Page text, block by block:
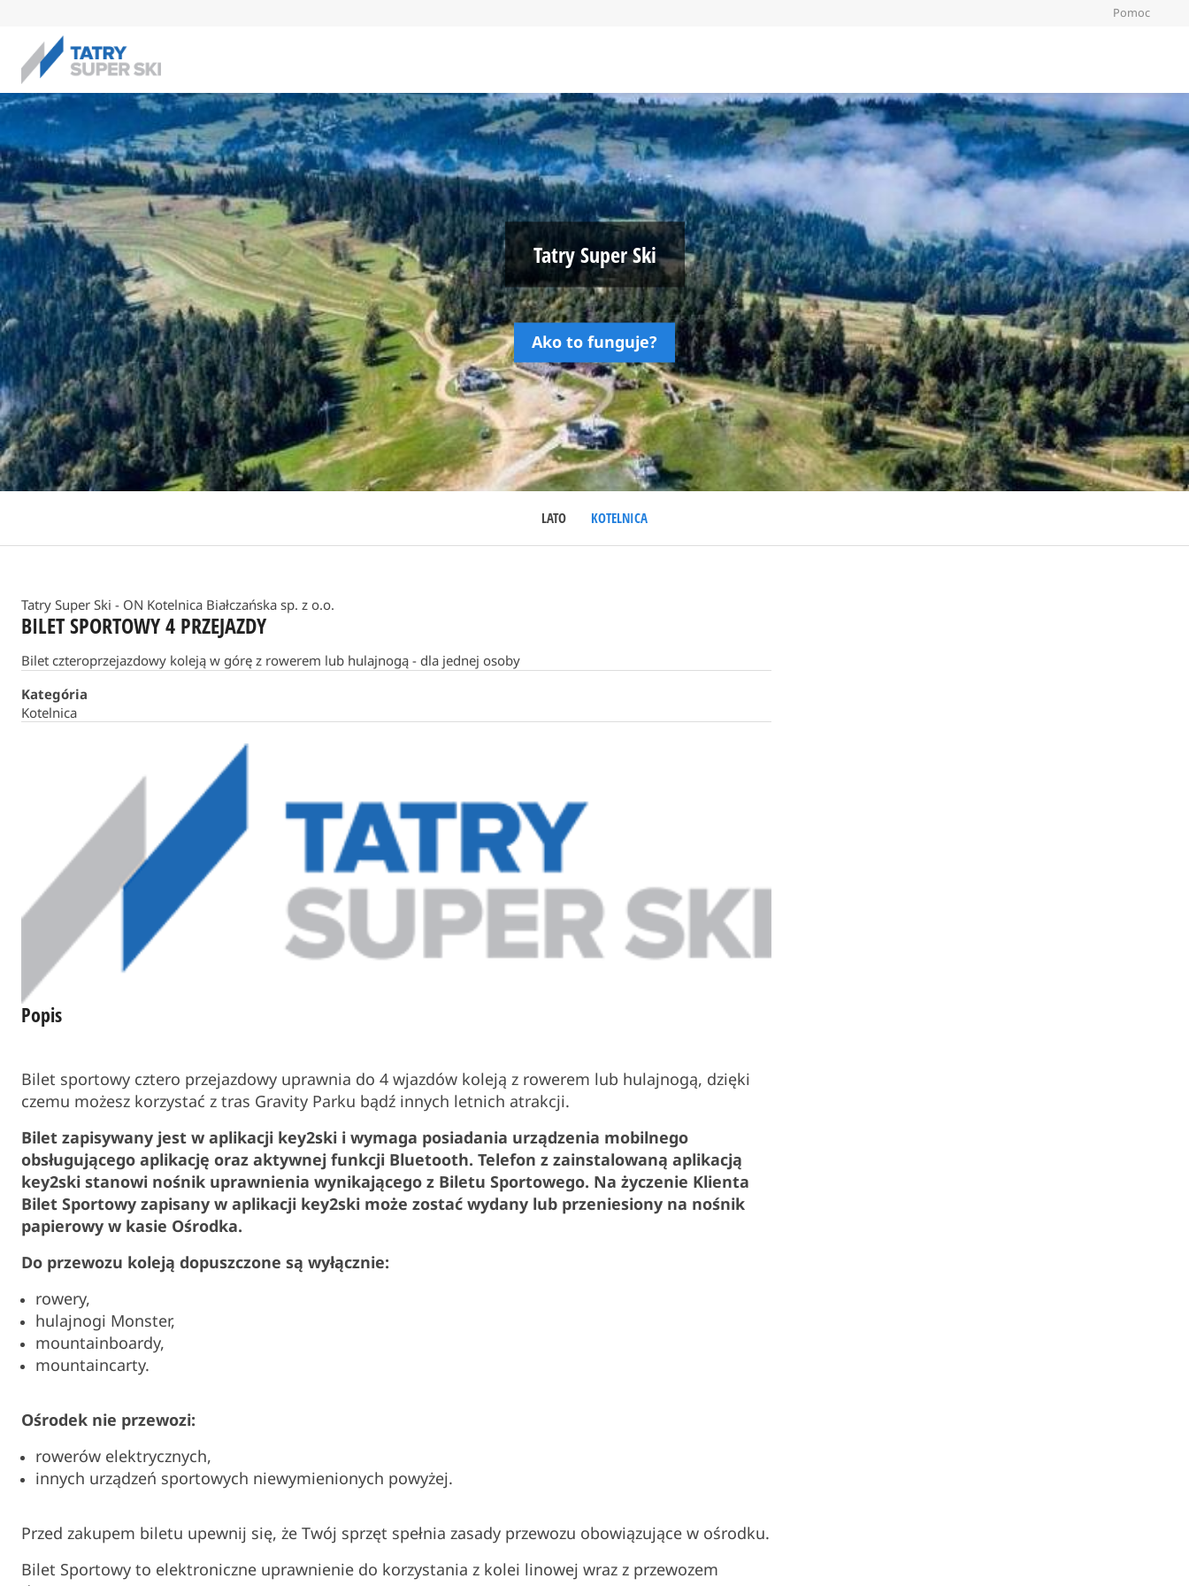
Pomoc
Tatry Super Ski
Ako to funguje?
LATO KOTELNICA
Tatry Super Ski - ON Kotelnica Białczańska sp. z o.o.
BILET SPORTOWY 4 PRZEJAZDY
Bilet czteroprzejazdowy koleją w górę z rowerem lub hulajnogą - dla jednej osoby
Kategória
Kotelnica
Popis
Bilet sportowy cztero przejazdowy uprawnia do 4 wjazdów koleją z rowerem lub hulajnogą, dzięki
czemu możesz korzystać z tras Gravity Parku bądź innych letnich atrakcji.
Bilet zapisywany jest w aplikacji key2ski i wymaga posiadania urządzenia mobilnego
obsługującego aplikację oraz aktywnej funkcji Bluetooth. Telefon z zainstalowaną aplikacją
key2ski stanowi nośnik uprawnienia wynikającego z Biletu Sportowego. Na życzenie Klienta
Bilet Sportowy zapisany w aplikacji key2ski może zostać wydany lub przeniesiony na nośnik
papierowy w kasie Ośrodka.
Do przewozu koleją dopuszczone są wyłącznie:
rowery,
hulajnogi Monster,
mountainboardy,
mountaincarty.
Ośrodek nie przewozi:
rowerów elektrycznych,
innych urządzeń sportowych niewymienionych powyżej.
Przed zakupem biletu upewnij się, że Twój sprzęt spełnia zasady przewozu obowiązujące w ośrodku.
Bilet Sportowy to elektroniczne uprawnienie do korzystania z kolei linowej wraz z przewozem